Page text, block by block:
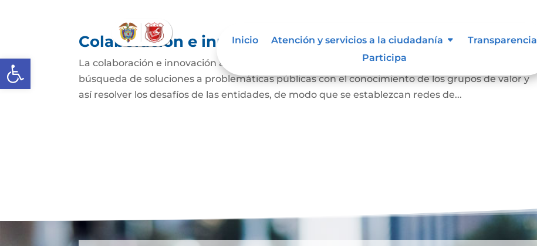
Abrir barra de herramientas
Inicio Atención y servicios a la ciudadanía
Transparencia
Participa
Colaboración e innovación abierta
La colaboración e innovación abierta es entendida como la interacción con la ciudadanía para la
búsqueda de soluciones a problemáticas públicas con el conocimiento de los grupos de valor y
así resolver los desafíos de las entidades, de modo que se establezcan redes de...